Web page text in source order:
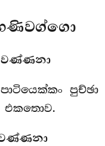
පුච්ඡා
එකතොව.